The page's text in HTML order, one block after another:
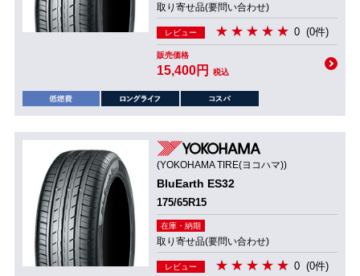
取り寄せ品(要問い合わせ)
レビュー 0 (0件)
販売価格
15,400円 税込
(YOKOHAMA TIRE(ヨコハマ))
BluEarth ES32
175/65R15
在庫・納期
取り寄せ品(要問い合わせ)
レビュー 0 (0件)